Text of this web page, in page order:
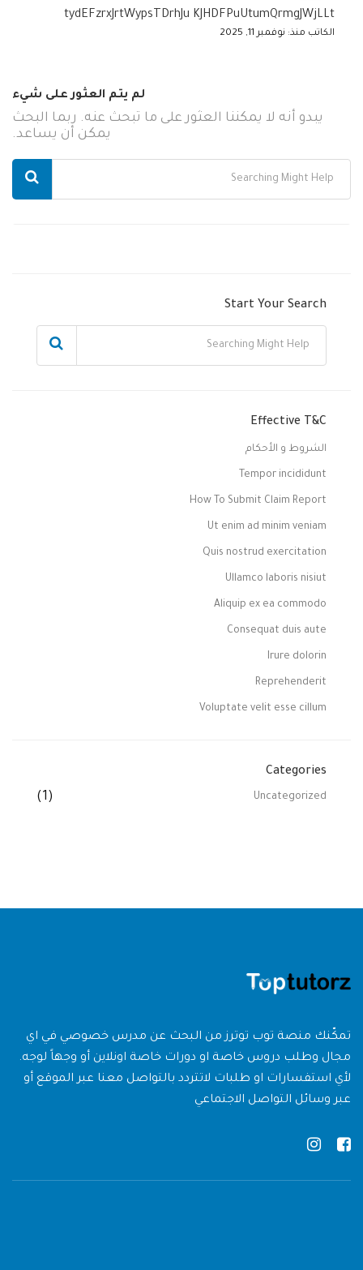
tydEFzrxJrtWypsTDrhJu KJHDFPuUtumQrmgJWjLLt
الكاتب منذ: نوفمبر 11, 2025
لم يتم العثور على شيء
يبدو أنه لا يمكننا العثور على ما تبحث عنه. ربما البحث
يمكن أن يساعد.
Start Your Search
Effective T&C
الشروط و الأحكام
Tempor incididunt
How To Submit Claim Report
Ut enim ad minim veniam
Quis nostrud exercitation
Ullamco laboris nisiut
Aliquip ex ea commodo
Consequat duis aute
Irure dolorin
Reprehenderit
Voluptate velit esse cillum
Categories
Uncategorized
(1)
تمكّنك منصة توب توترز من البحث عن مدرس خصوصي في اي
مجال وطلب دروس خاصة او دورات خاصة اونلاين أو وجهاً لوجه.
لأي استفسارات او طلبات لاتتردد بالتواصل معنا عبر الموقع أو
عبر وسائل التواصل الاجتماعي